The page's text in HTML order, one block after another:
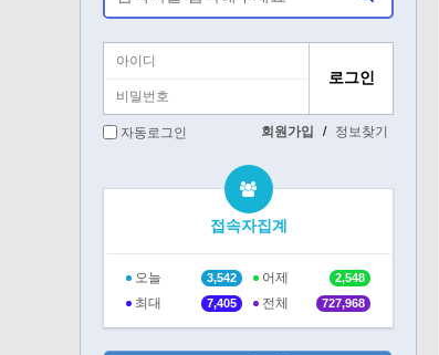
자동로그인 회원가입 / 정보찾기
접속자집계
오늘 3,542 어제 2,548
최대 7,405 전체 727,968